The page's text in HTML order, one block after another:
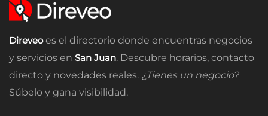
Direveoes el directorio donde encuentras negocios
y servicios en San Juan. Descubre horarios, contacto
directo y novedades reales. ¿Tienes un negocio?
Súbelo y gana visibilidad.